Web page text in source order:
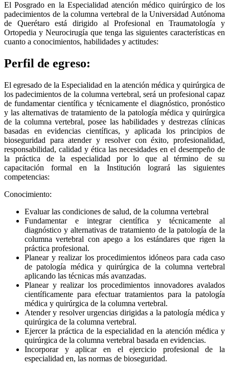
El Posgrado en la Especialidad atención médico quirúrgico de los
padecimientos de la columna vertebral de la Universidad Autónoma
de Querétaro está dirigido al Profesional en Traumatología y
Ortopedia y Neurocirugía que tenga las siguientes características en
cuanto a conocimientos, habilidades y actitudes:
Perfil de egreso:
El egresado de la Especialidad en la atención médica y quirúrgica de
los padecimientos de la columna vertebral, será un profesional capaz
de fundamentar científica y técnicamente el diagnóstico, pronóstico
y las alternativas de tratamiento de la patología médica y quirúrgica
de la columna vertebral, posee las habilidades y destrezas clínicas
basadas en evidencias científicas, y aplicada los principios de
bioseguridad para atender y resolver con éxito, profesionalidad,
responsabilidad, calidad y ética las necesidades en el desempeño de
la práctica de la especialidad por lo que al término de su
capacitación formal en la Institución logrará las siguientes
competencias:
Conocimiento:
Evaluar las condiciones de salud, de la columna vertebral
Fundamentar e integrar científica y técnicamente al
diagnóstico y alternativas de tratamiento de la patología de la
columna vertebral con apego a los estándares que rigen la
práctica profesional.
Planear y realizar los procedimientos idóneos para cada caso
de patología médica y quirúrgica de la columna vertebral
aplicando las técnicas más avanzadas.
Planear y realizar los procedimientos innovadores avalados
científicamente para efectuar tratamientos para la patología
médica y quirúrgica de la columna vertebral.
Atender y resolver urgencias dirigidas a la patología médica y
quirúrgica de la columna vertebral.
Ejercer la práctica de la especialidad en la atención médica y
quirúrgica de la columna vertebral basada en evidencias.
Incorporar y aplicar en el ejercicio profesional de la
especialidad en, las normas de bioseguridad.